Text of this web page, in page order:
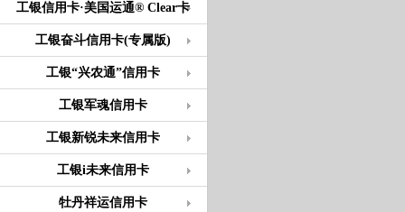
工银信用卡·美国运通® Clear卡
工银奋斗信用卡(专属版)
工银“兴农通”信用卡
工银军魂信用卡
工银新锐未来信用卡
工银i未来信用卡
牡丹祥运信用卡